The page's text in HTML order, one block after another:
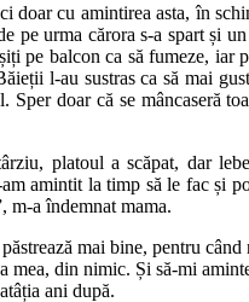
doar cu amintirea asta, în
pe urma cărora s-a spart și
pe balcon ca să fumeze, iar
l-au sustras ca să mai
Sper doar că se mâncaseră
platoul a scăpat, dar
amintit la timp să le fac și
m-a îndemnat mama.
mai bine, pentru
mea, din nimic. Și să-mi
ani după.